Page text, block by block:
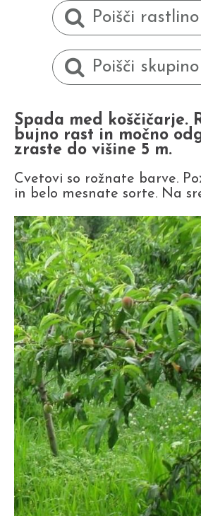
Spada med koščičarje.
bujno rast in močno
zraste do višine 5 m.
Cvetovi so rožnate barve.
in belo mesnate sorte. Na